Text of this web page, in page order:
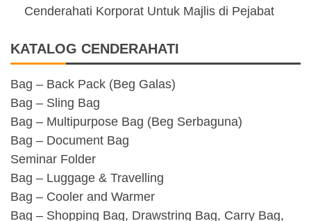
Cenderahati Korporat Untuk Majlis di Pejabat
KATALOG CENDERAHATI
Bag – Back Pack (Beg Galas)
Bag – Sling Bag
Bag – Multipurpose Bag (Beg Serbaguna)
Bag – Document Bag
Seminar Folder
Bag – Luggage & Travelling
Bag – Cooler and Warmer
Bag – Shopping Bag, Drawstring Bag, Carry Bag,